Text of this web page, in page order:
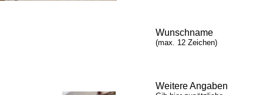
Wunschname
(max. 12 Zeichen)
Weitere Angaben